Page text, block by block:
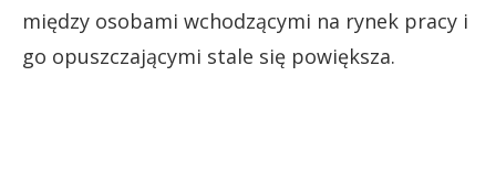
między osobami wchodzącymi na rynek pracy i
go opuszczającymi stale się powiększa.